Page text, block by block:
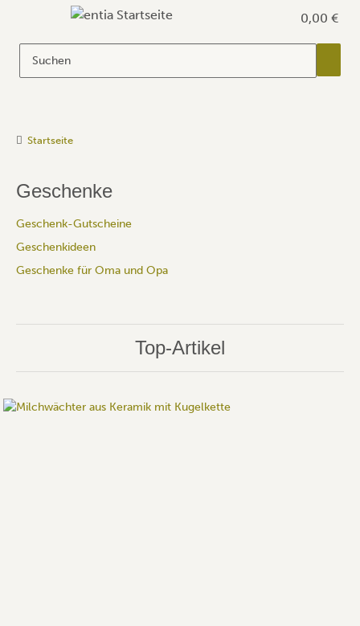
0,00 €
Startseite
Geschenke
Geschenk-Gutscheine
Geschenkideen
Geschenke für Oma und Opa
Top-Artikel